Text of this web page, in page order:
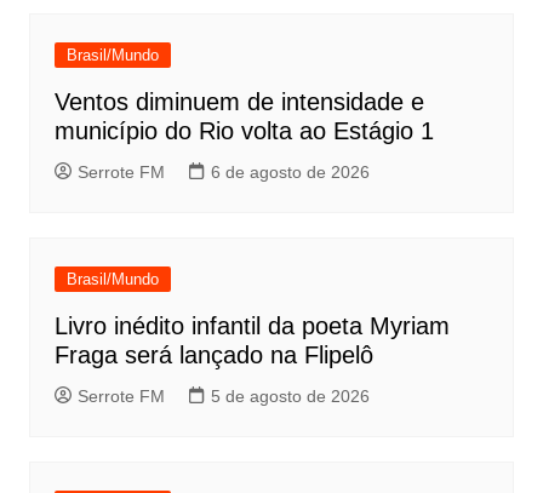
Brasil/Mundo
Ventos diminuem de intensidade e
município do Rio volta ao Estágio 1
Serrote FM 6 de agosto de 2026
Brasil/Mundo
Livro inédito infantil da poeta Myriam
Fraga será lançado na Flipelô
Serrote FM 5 de agosto de 2026